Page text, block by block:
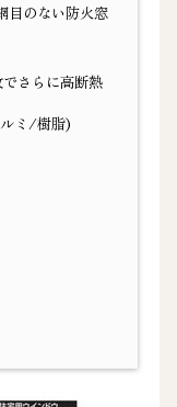
目のない防火窓
さらに高断熱
ミ/樹脂)